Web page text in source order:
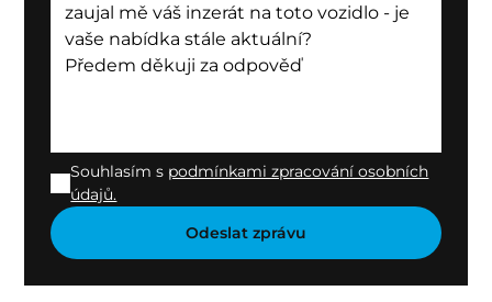
Souhlasím s podmínkami zpracování osobních
údajů.